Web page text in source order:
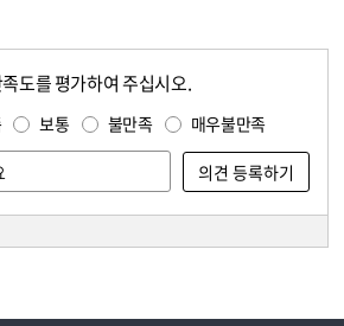
도를 평가하여 주십시오.
보통 불만족 매우불만족